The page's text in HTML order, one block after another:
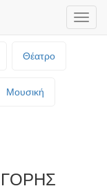
Θέατρο
Μουσική